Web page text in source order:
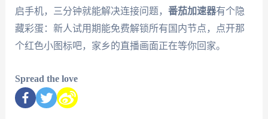
启手机，三分钟就能解决连接问题， 番茄加速器有个隐
藏彩蛋：新人试用期能免费解锁所有国内节点，点开那
个红色小图标吧，家乡的直播画面正在等你回家。
Spread the love